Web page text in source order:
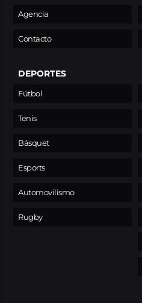
Agencia
Contacto
DEPORTES
Fútbol
Tenis
Básquet
Esports
Automovilismo
Rugby